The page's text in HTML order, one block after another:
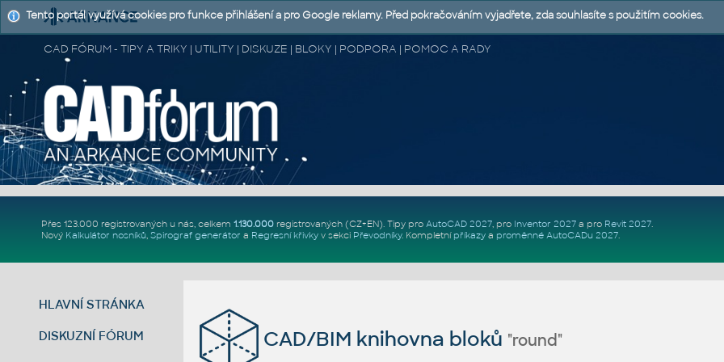
CAD FÓRUM - TIPY A TRIKY | UTILITY | DISKUZE | BLOKY | PODPORA | POMOC A RADY
Přes 123.000 registrovaných u nás, celkem 1.130.000registrovaných (CZ+EN). Tipy pro AutoCAD 2027, pro Inventor 2027a pro Revit 2027.
Nový Kalkulátor nosníků, Spirograf generátor a Regresní křivkyv sekci Převodníky. Kompletní příkazya proměnné AutoCADu 2027.
HLAVNÍ STRÁNKA
DISKUZNÍ FÓRUM CAD/BIM knihovna bloků "round"
Tento portál využívá cookies pro funkce přihlášení a pro Google reklamy. Před pokračováním vyjadřete, zda souhlasíte s použitím cookies.